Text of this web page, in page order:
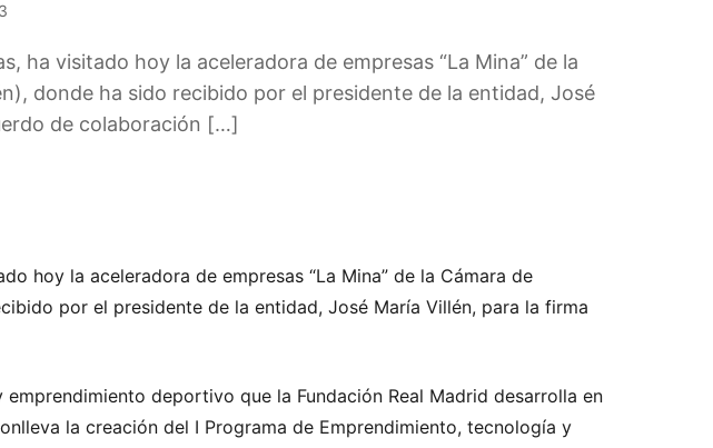
ha visitado hoy la aceleradora de empresas “La Mina” de la
donde ha sido recibido por el presidente de la entidad, José
de colaboración […]
hoy la aceleradora de empresas “La Mina” de la Cámara de
por el presidente de la entidad, José María Villén, para la firma
deportivo que la Fundación Real Madrid desarrolla en
la creación del I Programa de Emprendimiento, tecnología y